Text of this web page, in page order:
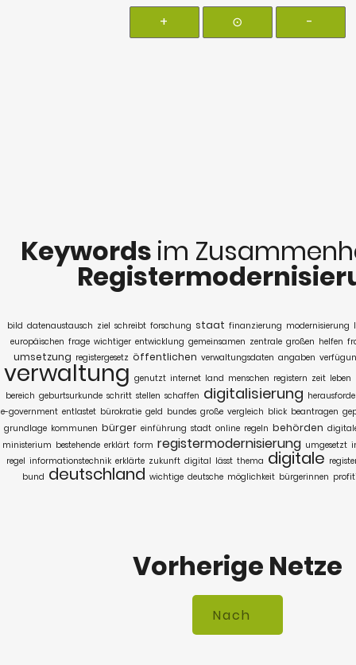
+ ⊙ -
Keywords im
bild datenaustausch ziel schreibt forschung staat finanzierung modernisierung
europäischen frage wichtiger entwicklung gemeinsamen zentrale großen helfen
umsetzung registergesetz öffentlichen verwaltungsdaten angaben
verwaltung genutzt internet land menschen registern zeit leben
bereich geburtsurkunde schritt stellen schaffen digitalisierung
e-government entlastet bürokratie geld bundes große vergleich blick beantragen
grundlage kommunen bürger einführung stadt online regeln behörden
ministerium bestehende erklärt form registermodernisierung umgesetzt
regel informationstechnik erklärte zukunft digital lässt thema digitale
bund deutschland wichtige deutsche möglichkeit bürgerinnen
Vorherige Netze